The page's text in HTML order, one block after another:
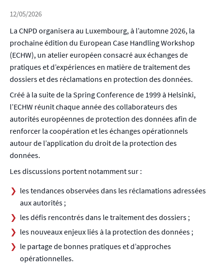
12/05/2026
La CNPD organisera au Luxembourg, à l’automne 2026, la
prochaine édition du European Case Handling Workshop
(ECHW), un atelier européen consacré aux échanges de
pratiques et d’expériences en matière de traitement des
dossiers et des réclamations en protection des données.
Créé à la suite de la Spring Conference de 1999 à Helsinki,
l’ECHW réunit chaque année des collaborateurs des
autorités européennes de protection des données afin de
renforcer la coopération et les échanges opérationnels
autour de l’application du droit de la protection des
données.
Les discussions portent notamment sur :
les tendances observées dans les réclamations adressées
aux autorités ;
les défis rencontrés dans le traitement des dossiers ;
les nouveaux enjeux liés à la protection des données ;
le partage de bonnes pratiques et d’approches
opérationnelles.